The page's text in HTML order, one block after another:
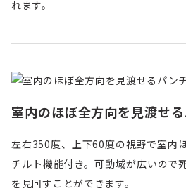
れます。
室内のほぼ全方向を見渡せ
左右350度、上下60度の視野で室内
チルト機能付き。可動域が広いので
を見回すことができます。